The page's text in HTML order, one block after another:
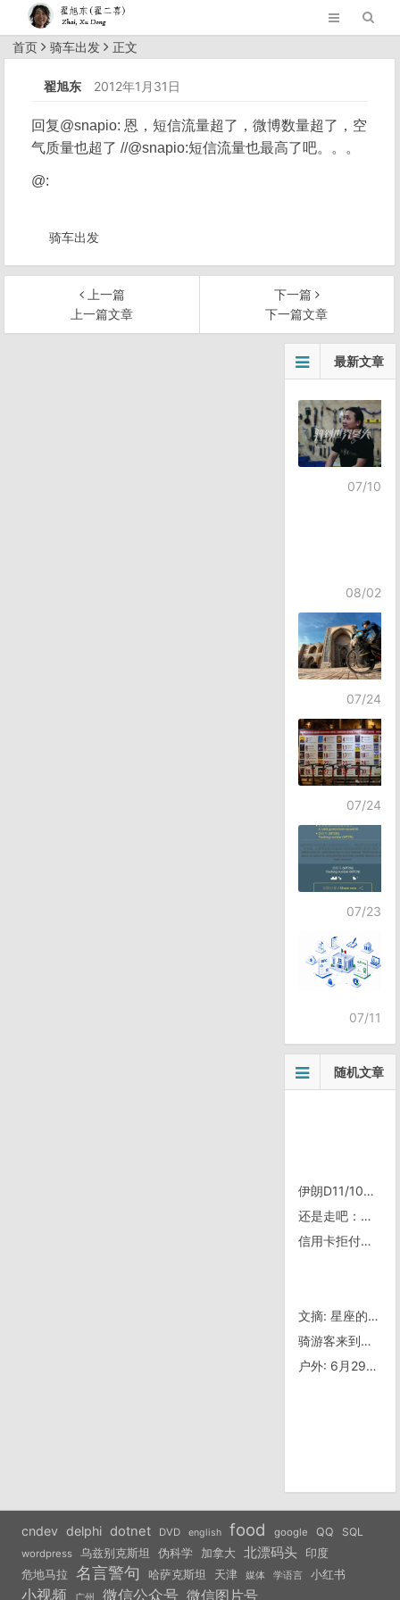
首页 骑车出发 正文
翟旭东 2012年1月31日
回复@snapio: 恩，短信流量超了，微博数量超了，空
气质量也超了 //@snapio:短信流量也最高了吧。。。
@:
骑车出发
上一篇
上一篇文章
下一篇
下一篇文章
最新文章
07/10
08/02
07/24
07/24
07/23
07/11
随机文章
伊朗D11/1025，伊斯法罕soffe汽车站
还是走吧：从 San Cristóbal 到边境
信用卡拒付与盗用
文摘: 星座的真相
骑游客来到拉髓加斯 开档男大战赌博机器（下）
户外: 6月29日，随行TOM骑行北戴河
cndev delphi dotnet DVD english food google QQ SQL
wordpress 乌兹别克斯坦 伪科学 加拿大 北漂码头 印度
危地马拉 名言警句 哈萨克斯坦 天津 媒体 学语言 小红书
小视频 微信公众号 微信图片号